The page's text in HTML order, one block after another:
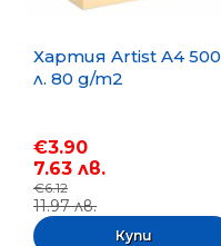
Хартия Artist A4 500
л. 80 g/m2
€3.90
7.63 лв.
€6.12
11.97 лв.